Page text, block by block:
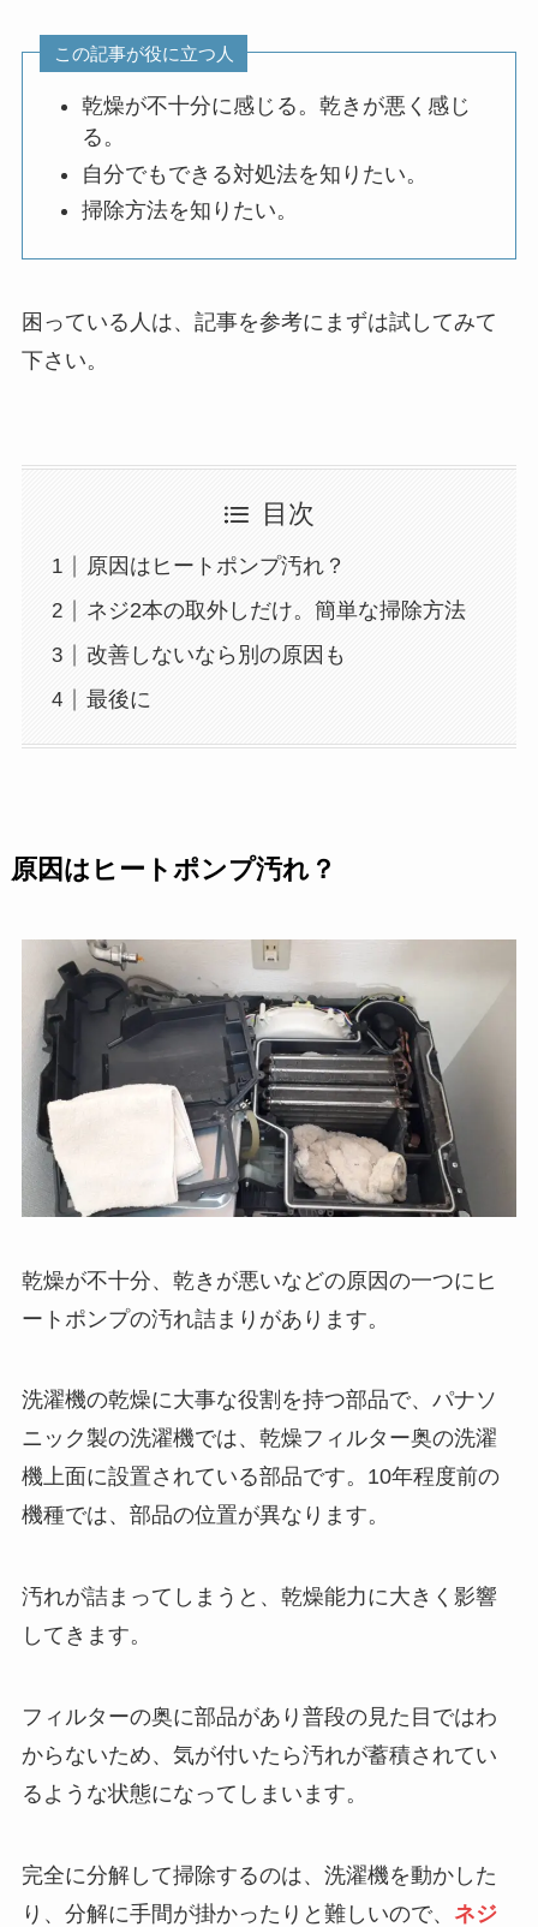
この記事が役に立つ人
乾燥が不十分に感じる。乾きが悪く感じ
る。
自分でもできる対処法を知りたい。
掃除方法を知りたい。
困っている人は、記事を参考にまずは試してみて
下さい。
目次
原因はヒートポンプ汚れ？
ネジ2本の取外しだけ。簡単な掃除方法
改善しないなら別の原因も
最後に
原因はヒートポンプ汚れ？
乾燥が不十分、乾きが悪いなどの原因の一つにヒ
ートポンプの汚れ詰まりがあります。
洗濯機の乾燥に大事な役割を持つ部品で、パナソ
ニック製の洗濯機では、乾燥フィルター奥の洗濯
機上面に設置されている部品です。10年程度前の
機種では、部品の位置が異なります。
汚れが詰まってしまうと、乾燥能力に大きく影響
してきます。
フィルターの奥に部品があり普段の見た目ではわ
からないため、気が付いたら汚れが蓄積されてい
るような状態になってしまいます。
完全に分解して掃除するのは、洗濯機を動かした
り、分解に手間が掛かったりと難しいので、 ネジ